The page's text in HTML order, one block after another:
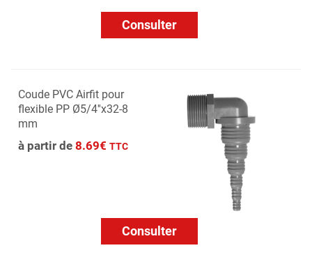
Consulter
Coude PVC Airfit pour
flexible PP Ø5/4''x32-8
mm
à partir de 8.69€ TTC
Consulter